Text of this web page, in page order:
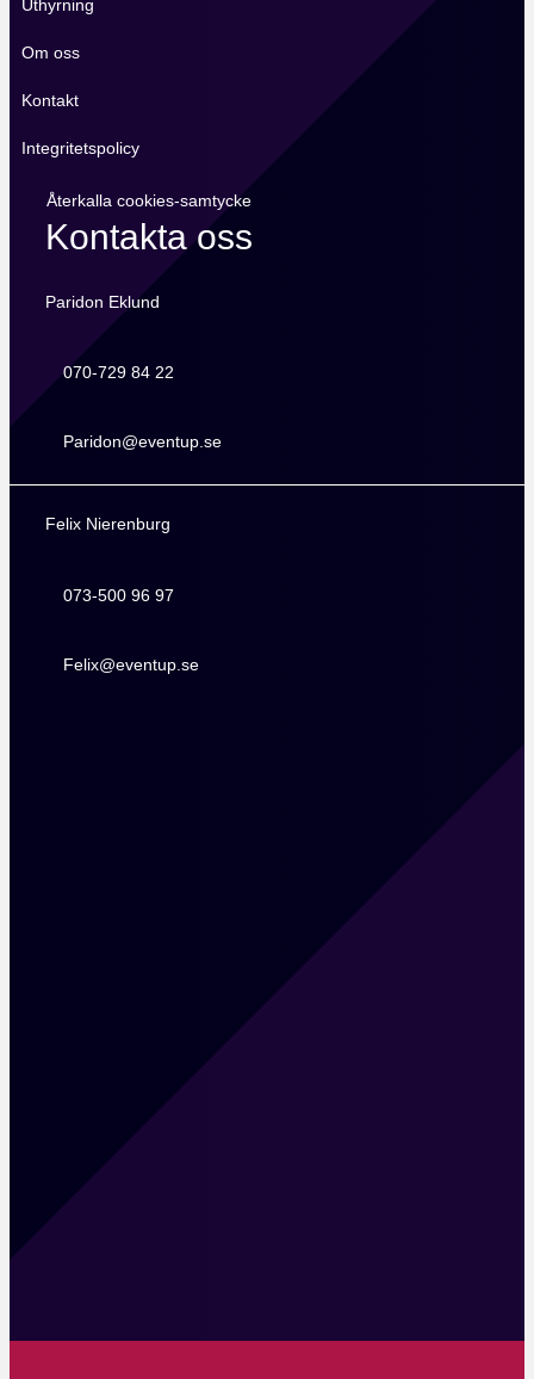
Uthyrning
Om oss
Kontakt
Integritetspolicy
Återkalla cookies-samtycke
Kontakta oss
Paridon Eklund
070-729 84 22
070-729 84 22
Paridon@eventup.se
Paridon@eventup.se
Felix Nierenburg
073-500 96 97
073-500 96 97
Felix@eventup.se
Felix@eventup.se